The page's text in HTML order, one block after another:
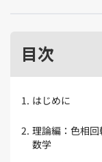
目次
1. はじめに
2. 理論編：色相
数学